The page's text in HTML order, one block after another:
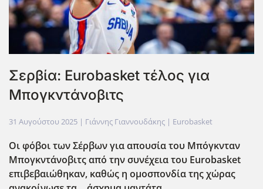
Σερβία: Eurobasket τέλος για
Μπογκντάνοβιτς
31 Αυγούστου 2025 | Γιάννης Γιαννουδάκης | Eurobasket
Οι φόβοι των Σέρβων για απουσία του Μπόγκνταν
Μπογκντάνοβιτς από την συνέχεια του Eurobasket
επιβεβαιώθηκαν, καθώς η ομοσπονδία της χώρας